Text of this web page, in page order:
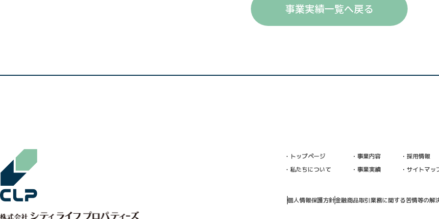
事業実績一覧へ戻る
・トップページ ・事業内容 ・採用情報
・私たちについて
・事業実績 ・サイトマッ
個人情報保護方針金融商品取引業務に関する苦情等の解